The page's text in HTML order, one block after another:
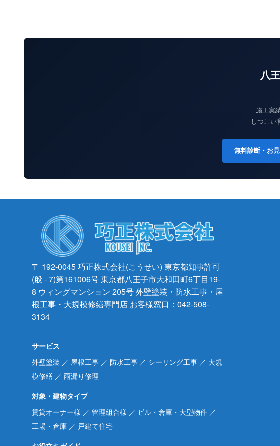
八
施工実
しつこい
無料診断・お
〒 192-0045巧正株式会社(こうせい) 東京都知事許可
(般 - 7)第161006号東京都八王子市大和田町6丁目19-
8 ウィングマンション 205号外壁塗装・防水工事・屋
根工事・大規模修繕専門店 お客様窓口：042-508-
3134
サービス
外壁塗装 ／ 屋根工事 ／ 防水工事 ／ シーリング工事 ／ 大規
模修繕 ／ 雨漏り修理
対象・建物タイプ
賃貸オーナー様 ／ 管理組合様 ／ ビル・倉庫・大型物件 ／
工場・倉庫 ／ 戸建て住宅